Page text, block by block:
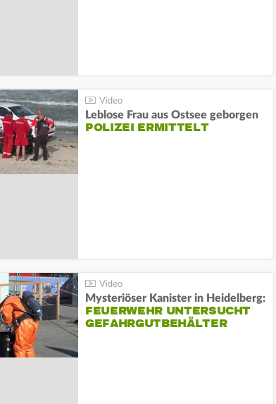
Leblose Frau aus Ostsee geborgen
POLIZEI ERMITTELT
Mysteriöser Kanister in Heidelberg:
FEUERWEHR UNTERSUCHT
GEFAHRGUTBEHÄLTER